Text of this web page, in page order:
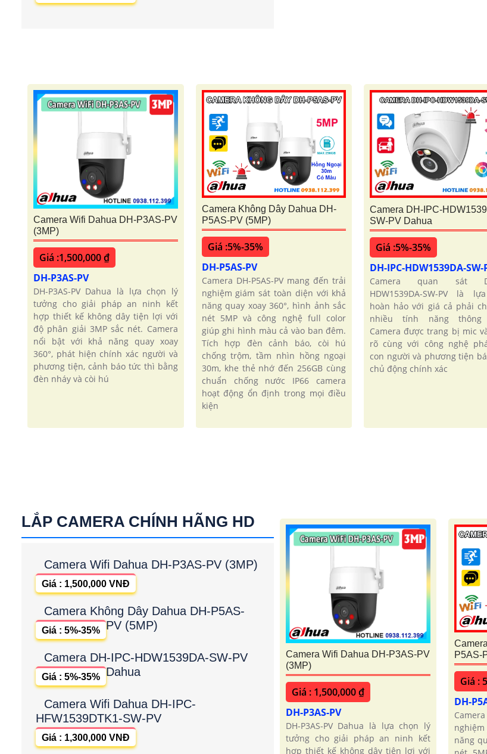
Camera Wifi Dahua DH-P3AS-PV
(3MP)
Giá :1,500,000 ₫
DH-P3AS-PV
DH-P3AS-PV Dahua là lựa chọn lý
tưởng cho giải pháp an ninh kết
hợp thiết kế không dây tiện lợi với
độ phân giải 3MP sắc nét. Camera
nổi bật với khả năng quay xoay
360°, phát hiện chính xác người và
phương tiện, cảnh báo tức thì bằng
đèn nháy và còi hú
Camera Không Dây Dahua DH-
P5AS-PV (5MP)
Giá :5%-35%
DH-P5AS-PV
Camera DH-P5AS-PV mang đến trải
nghiệm giám sát toàn diện với khả
năng quay xoay 360°, hình ảnh sắc
nét 5MP và công nghệ full color
giúp ghi hình màu cả vào ban đêm.
Tích hợp đèn cảnh báo, còi hú
chống trộm, tầm nhìn hồng ngoại
30m, khe thẻ nhớ đến 256GB cùng
chuẩn chống nước IP66 camera
hoạt động ổn định trong mọi điều
kiện
Camera DH-IPC-
SW-PV Dahua
Giá :5%-35%
DH-IPC-HDW1539DA-SW-
Camera quan sát
HDW1539DA-SW-PV là
hoàn hảo với giá cả phải
nhiều tính năng thông
Camera được trang bị mic
rõ cùng với công nghệ
con người và phương tiện
chủ động chính xác
LẮP CAMERA CHÍNH HÃNG HD
Camera Wifi Dahua DH-P3AS-PV (3MP)
Giá : 1,500,000 VNĐ
Camera Không Dây Dahua DH-P5AS-
PV (5MP)
Giá : 5%-35%
Camera DH-IPC-HDW1539DA-SW-PV
Dahua
Giá : 5%-35%
Camera Wifi Dahua DH-IPC-
HFW1539DTK1-SW-PV
Giá : 1,300,000 VNĐ
Camera Wifi Dahua DH-P3AS-PV
(3MP)
Giá : 1,500,000 ₫
DH-P3AS-PV
DH-P3AS-PV Dahua là lựa chọn lý
tưởng cho giải pháp an ninh kết
hợp thiết kế không dây tiện lợi với
P5AS-
Giá :
DH-
năng